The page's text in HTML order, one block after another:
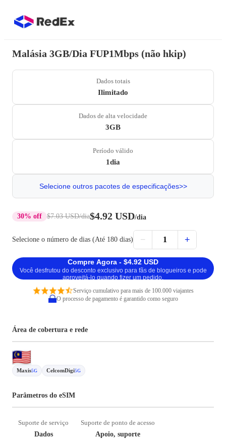
Malásia 3GB/Dia FUP1Mbps (não hkip)
Dados totais
Ilimitado
Dados de alta velocidade
3GB
Período válido
1dia
Selecione outros pacotes de especificações>>
30% off $7.03 USD/dia$4.92 USD/dia
Selecione o número de dias (Até 180 dias) − 1 +
Compre Agora - $4.92 USD
Você desfrutou do desconto exclusivo para fãs de blogueiros e pode
aproveitá-lo quando fizer um pedido.
Serviço cumulativo para mais de 100.000 viajantes
O processo de pagamento é garantido como seguro
Área de cobertura e rede
Maxis5G CelcomDigi5G
Parâmetros do eSIM
Suporte de serviço
Dados
Suporte de ponto de acesso
Apoio, suporte